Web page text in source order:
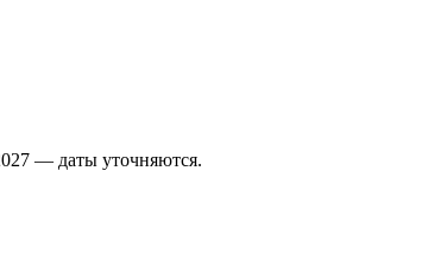
— даты уточняются.